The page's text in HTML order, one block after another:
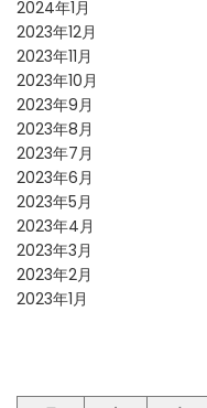
2024年1月
2023年12月
2023年11月
2023年10月
2023年9月
2023年8月
2023年7月
2023年6月
2023年5月
2023年4月
2023年3月
2023年2月
2023年1月